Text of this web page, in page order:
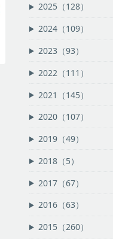
2025（128）
2024（109）
2023（93）
2022（111）
2021（145）
2020（107）
2019（49）
2018（5）
2017（67）
2016（63）
2015（260）